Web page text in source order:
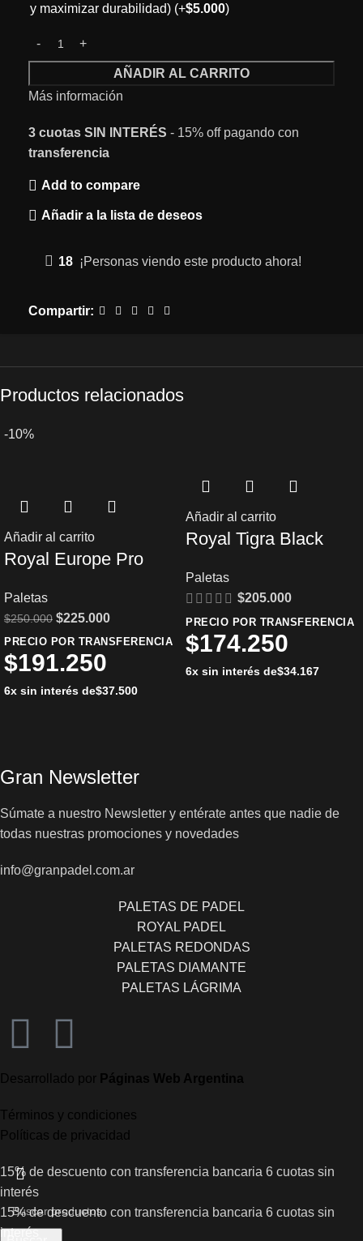
y maximizar durabilidad) (+$5.000)
AÑADIR AL CARRITO
Más información
3 cuotas SIN INTERÉS - 15% off pagando con
transferencia
Add to compare
Añadir a la lista de deseos
18 ¡Personas viendo este producto ahora!
Compartir:
Productos relacionados
-10%
Añadir al carrito
Royal Europe Pro
Paletas
$250.000 $225.000
PRECIO POR TRANSFERENCIA
$191.250
6x sin interés de$37.500
Añadir al carrito
Royal Tigra Black
Paletas
$205.000
PRECIO POR TRANSFERENCIA
$174.250
6x sin interés de$34.167
Gran Newsletter
Súmate a nuestro Newsletter y entérate antes que nadie de
todas nuestras promociones y novedades
info@granpadel.com.ar
PALETAS DE PADEL
ROYAL PADEL
PALETAS REDONDAS
PALETAS DIAMANTE
PALETAS LÁGRIMA
Desarrollado por Páginas Web Argentina
Términos y condiciones
Políticas de privacidad
15% de descuento con transferencia bancaria 6 cuotas sin
interés
15% de descuento con transferencia bancaria 6 cuotas sin
interés